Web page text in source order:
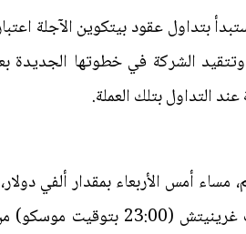
الشركة في خطوتها الجديدة
التداول بتلك العملة.
مساء أمس الأربعاء بمقدار ألفي
فقدت خلالها العملة نحو 19%، وبحلول